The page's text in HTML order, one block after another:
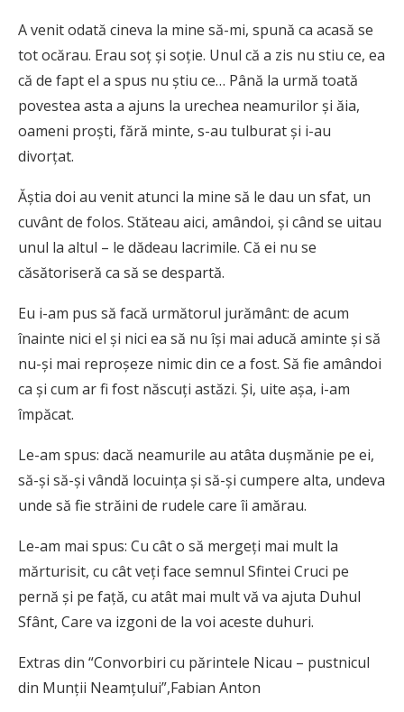
A venit odată cineva la mine să-mi, spună ca acasă se
tot ocărau. Erau soţ şi soţie. Unul că a zis nu stiu ce, ea
că de fapt el a spus nu ştiu ce… Până la urmă toată
povestea asta a ajuns la urechea neamurilor şi ăia,
oameni proşti, fără minte, s-au tulburat şi i-au
divorţat.
Ăştia doi au venit atunci la mine să le dau un sfat, un
cuvânt de folos. Stăteau aici, amândoi, şi când se uitau
unul la altul – le dădeau lacrimile. Că ei nu se
căsătoriseră ca să se despartă.
Eu i-am pus să facă următorul jurământ: de acum
înainte nici el şi nici ea să nu îşi mai aducă aminte şi să
nu-şi mai reproşeze nimic din ce a fost. Să fie amândoi
ca şi cum ar fi fost născuţi astăzi. Şi, uite aşa, i-am
împăcat.
Le-am spus: dacă neamurile au atâta duşmănie pe ei,
să-şi să-şi vândă locuinţa şi să-şi cumpere alta, undeva
unde să fie străini de rudele care îi amărau.
Le-am mai spus: Cu cât o să mergeţi mai mult la
mărturisit, cu cât veţi face semnul Sfintei Cruci pe
pernă şi pe faţă, cu atât mai mult vă va ajuta Duhul
Sfânt, Care va izgoni de la voi aceste duhuri.
Extras din “Convorbiri cu părintele Nicau – pustnicul
din Munţii Neamţului”,Fabian Anton